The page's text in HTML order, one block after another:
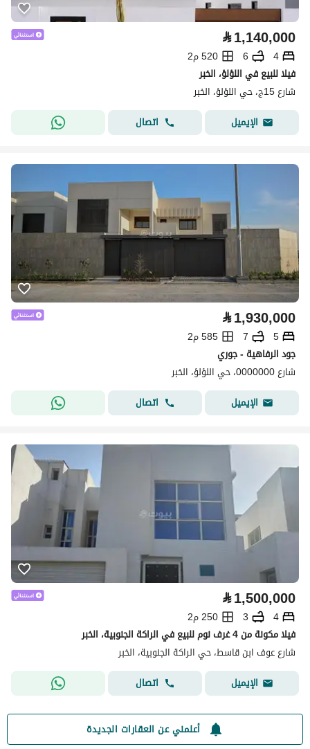
⃁1,140,000
4
6
520 م2
فيلا للبيع في اللؤلؤ، الخبر
شارع 15ج، حي اللؤلؤ، الخبر
الإيميل
اتصال
⃁1,930,000
5
7
585 م2
جود الرفاهية - جوري
شارع 0000000، حي اللؤلؤ، الخبر
الإيميل
اتصال
⃁1,500,000
4
3
250 م2
فيلا مكونة من 4 غرف نوم للبيع في الراكة الجنوبية، الخبر
شارع عوف ابن قاسط، حي الراكة الجنوبية، الخبر
الإيميل
اتصال
أعلمني عن العقارات الجديدة